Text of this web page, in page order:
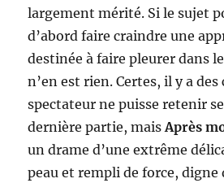
largement mérité. Si le sujet
d’abord faire craindre une
destinée à faire pleurer dans
n’en est rien. Certes, il y a des
spectateur ne puisse retenir
dernière partie, maisAprès
un drame d’une extrême
peau et rempli de force, digne